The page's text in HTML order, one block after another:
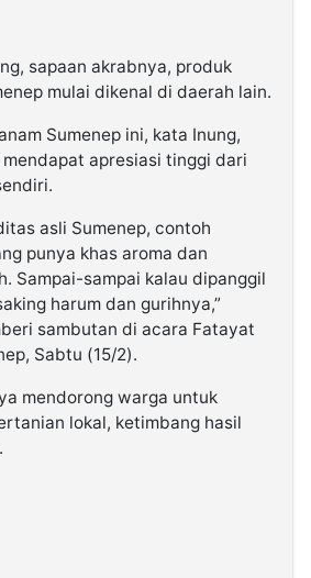
sapaan akrabnya, produk
mulai dikenal di daerah lain.
Sumenep ini, kata Inung,
apresiasi tinggi dari
asli Sumenep, contoh
punya khas aroma dan
Sampai-sampai kalau dipanggil
harum dan gurihnya,”
sambutan di acara Fatayat
Sabtu (15/2).
mendorong warga untuk
lokal, ketimbang hasil